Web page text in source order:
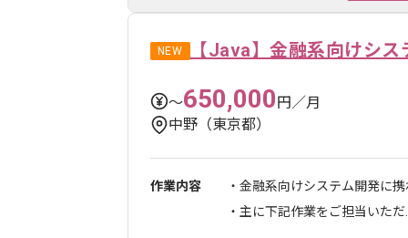
NEW 【Java】金融系向けシス
〜650,000円／月
中野（東京都）
作業内容
・金融系向けシステム開発に
・主に下記作業をご担当いただ